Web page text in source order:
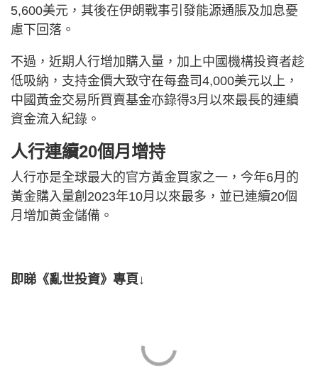
5,600美元，其後在伊朗戰事引發能源通脹及加息憂
慮下回落。
不過，近期人行增加購入量，加上中國機構投資者趁
低吸納，支持金價大致守在每盎司4,000美元以上，
中國黃金交易所買賣基金亦錄得3月以來最長的連續
資金流入紀錄。
人行連續20個月增持
人行亦是全球最大的官方黃金買家之一，今年6月的
黃金購入量創2023年10月以來最多，並已連續20個
月增加黃金儲備。
即睇《亂世投資》專頁↓